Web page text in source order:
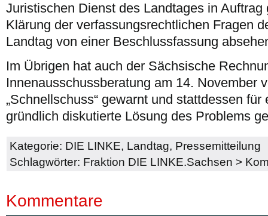
Juristischen Dienst des Landtages in Auftrag
Klärung der verfassungsrechtlichen Fragen
Landtag von einer Beschlussfassung
Im Übrigen hat auch der Sächsische
Innenausschussberatung am 14. November
„Schnellschuss“ gewarnt und stattdessen
gründlich diskutierte Lösung des Problems
Kategorie: DIE LINKE, Landtag, Pressemitteilung
Schlagwörter: Fraktion DIE LINKE.Sachsen >
Kommentare